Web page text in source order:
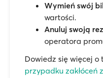
Wymień swój
wartości.
Anuluj swoją
operatora
Dowiedz się więcej o
przypadku zakłóceń